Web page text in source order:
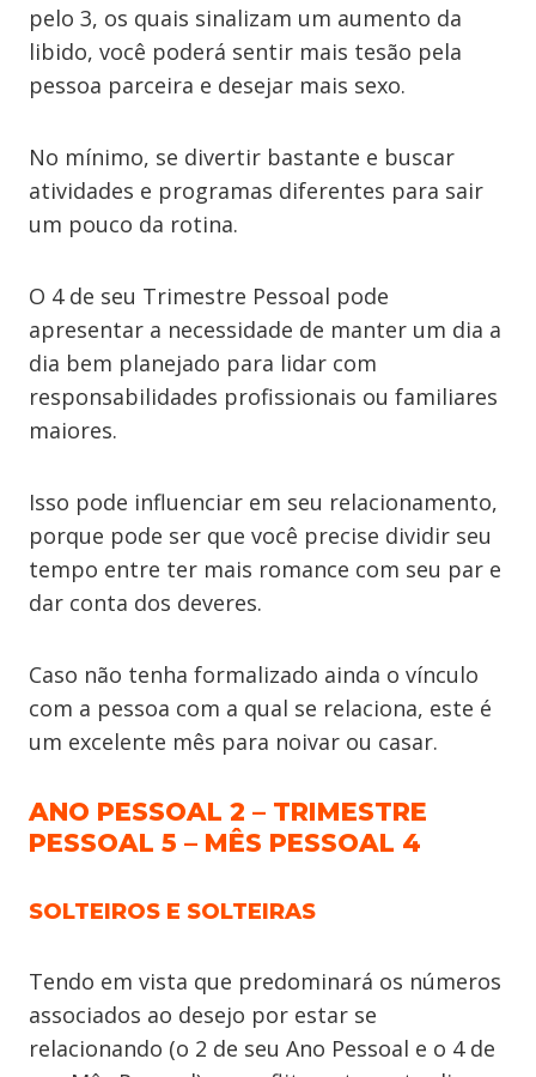
pelo 3, os quais sinalizam um aumento da
libido, você poderá sentir mais tesão pela
pessoa parceira e desejar mais sexo.
No mínimo, se divertir bastante e buscar
atividades e programas diferentes para sair
um pouco da rotina.
O 4 de seu Trimestre Pessoal pode
apresentar a necessidade de manter um dia a
dia bem planejado para lidar com
responsabilidades profissionais ou familiares
maiores.
Isso pode influenciar em seu relacionamento,
porque pode ser que você precise dividir seu
tempo entre ter mais romance com seu par e
dar conta dos deveres.
Caso não tenha formalizado ainda o vínculo
com a pessoa com a qual se relaciona, este é
um excelente mês para noivar ou casar.
ANO PESSOAL 2 – TRIMESTRE
PESSOAL 5 – MÊS PESSOAL 4
SOLTEIROS E SOLTEIRAS
Tendo em vista que predominará os números
associados ao desejo por estar se
relacionando (o 2 de seu Ano Pessoal e o 4 de